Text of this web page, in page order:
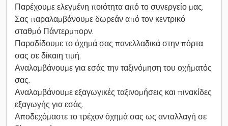
Παρέχουμε ελεγμένη ποιότητα από το συνεργείο μας.
Σας παραλαμβάνουμε δωρεάν από τον κεντρικό
σταθμό Πάντερμπορν.
Παραδίδουμε το όχημά σας πανελλαδικά στην πόρτα
σας σε δίκαιη τιμή.
Αναλαμβάνουμε για εσάς την ταξινόμηση του οχήματός
σας.
Αναλαμβάνουμε εξαγωγικές ταξινομήσεις και πινακίδες
εξαγωγής για εσάς.
Αποδεχόμαστε το τρέχον όχημά σας ως ανταλλαγή σε